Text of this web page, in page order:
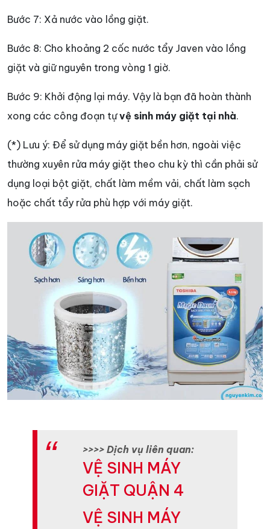
Bước 7: Xả nước vào lồng giặt.
Bước 8: Cho khoảng 2 cốc nước tẩy Javen vào lồng
giặt và giữ nguyên trong vòng 1 giờ.
Bước 9: Khởi động lại máy. Vậy là bạn đã hoàn thành
xong các công đoạn tựvệ sinh máy giặt tại nhà.
(*) Lưu ý: Để sử dụng máy giặt bền hơn, ngoài việc
thường xuyên rửa máy giặt theo chu kỳ thì cần phải sử
dụng loại bột giặt, chất làm mềm vải, chất làm sạch
hoặc chất tẩy rửa phù hợp với máy giặt.
>>>> Dịch vụ liên quan:
VỆ SINH MÁY
GIẶT QUẬN 4
VỆ SINH MÁY